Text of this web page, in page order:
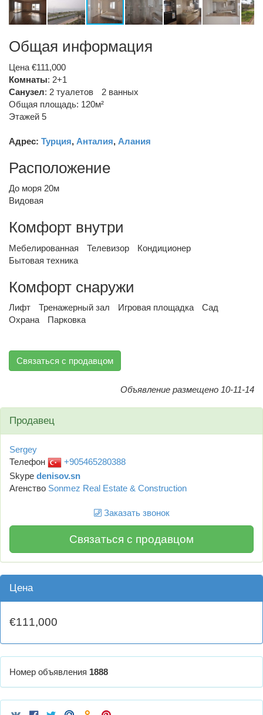
Общая информация
Цена €111,000
Комнаты: 2+1
Санузел: 2 туалетов
2 ванных
Общая площадь: 120м²
Этажей 5
Адрес: Турция, Анталия, Алания
Расположение
До моря 20м
Видовая
Комфорт внутри
Мебелированная Телевизор
Кондиционер
Бытовая техника
Комфорт снаружи
Лифт Тренажерный зал Игровая площадка
Сад
Охрана
Парковка
Связаться с продавцом
Объявление размещено 10-11-14
Продавец
Sergey
Телефон
+905465280388
Skype denisov.sn
Агенство Sonmez Real Estate & Construction
Заказать звонок
Связаться с продавцом
Цена
€111,000
Номер объявления 1888